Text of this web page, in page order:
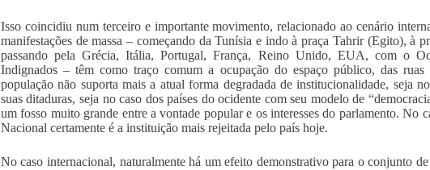
Isso coincidiu num terceiro e importante movimento, relacionado ao cenário
manifestações de massa – começando da Tunísia e indo à praça Tahrir (Egito), à
passando pela Grécia, Itália, Portugal, França, Reino Unido, EUA, com o
Indignados – têm como traço comum a ocupação do espaço público, das
população não suporta mais a atual forma degradada de institucionalidade, seja
suas ditaduras, seja no caso dos países do ocidente com seu modelo de
um fosso muito grande entre a vontade popular e os interesses do parlamento. No
Nacional certamente é a instituição mais rejeitada pelo país hoje.
No caso internacional, naturalmente há um efeito demonstrativo para o conjunto